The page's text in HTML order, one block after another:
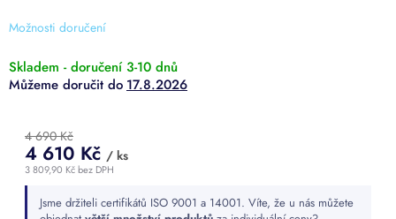
Možnosti doručení
z
hvězdiček.
Skladem - doručení 3-10 dnů
17.8.2026
4 690 Kč
4 610 Kč / ks
3 809,90 Kč bez DPH
cena:Jsme držiteli certifikátů ISO 9001 a 14001. Víte, že u nás můžete